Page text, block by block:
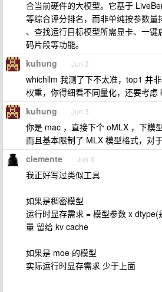
合当前硬件的大模型。它基于
等综合评分排名，而非单纯按参数量
、查找运行目标模型所需显卡、一
码片段等功能。
kuhung Jun 3
whichllm 我测了下不太准，top1 并
权重，你得细看不同量化，还要考虑
kuhung Jun 3
你是 mac ，直接下个 oMLX ，下模
而且基本限制了 MLX 模型格式，对
clemente Jun 3
我正好写过类似工具
如果是稠密模型
运行时显存需求 = 模型参数 x
量 留给 kv cache
如果是 moe 的模型
实际运行时显存需求 少于上面